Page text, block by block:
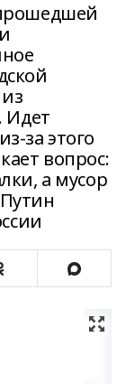
Идет
за этого
вопрос:
а мусор